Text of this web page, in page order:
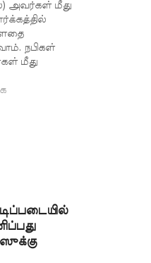
அவர்கள் மீது
நபிகள்
மீது
வசனத்தில்
சலவாத்